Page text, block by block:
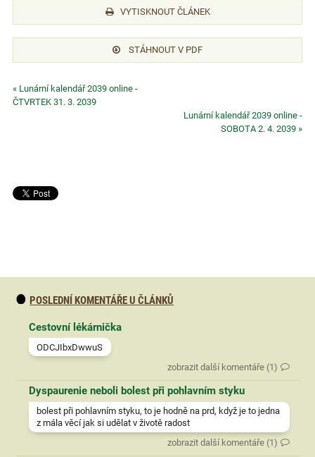
VYTISKNOUT ČLÁNEK
STÁHNOUT V PDF
« Lunární kalendář 2039 online -
ČTVRTEK 31. 3. 2039
Lunární kalendář 2039 online -
SOBOTA 2. 4. 2039 »
POSLEDNÍ KOMENTÁŘE U ČLÁNKŮ
Cestovní lékárnička
ODCJIbxDwwuS
zobrazit další komentáře (1)
Dyspaurenie neboli bolest při pohlavním styku
bolest při pohlavním styku, to je hodně na prd, když je to jedna
z mála věcí jak si udělat v životě radost
zobrazit další komentáře (1)